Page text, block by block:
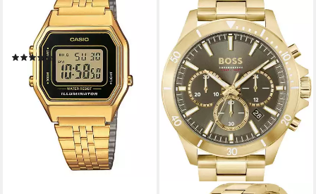
1ER, Quarzuhr, Armbanduhr,
Damenuhr, Digitaluhr,
Edelstahlarmband
(544)
49,44 € UVP59,90 €
-17%
lieferbar - in 1-2 Werktagen bei dir